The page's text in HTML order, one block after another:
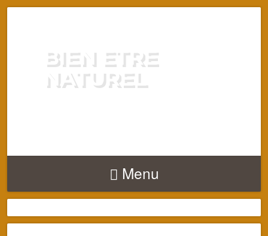
BIEN ETRE
NATUREL
Menu